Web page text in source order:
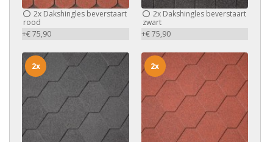
2x Dakshingles beverstaart
rood
+€ 75,90
2xDakshingles beverstaart
zwart
+€ 75,90
2x 2x